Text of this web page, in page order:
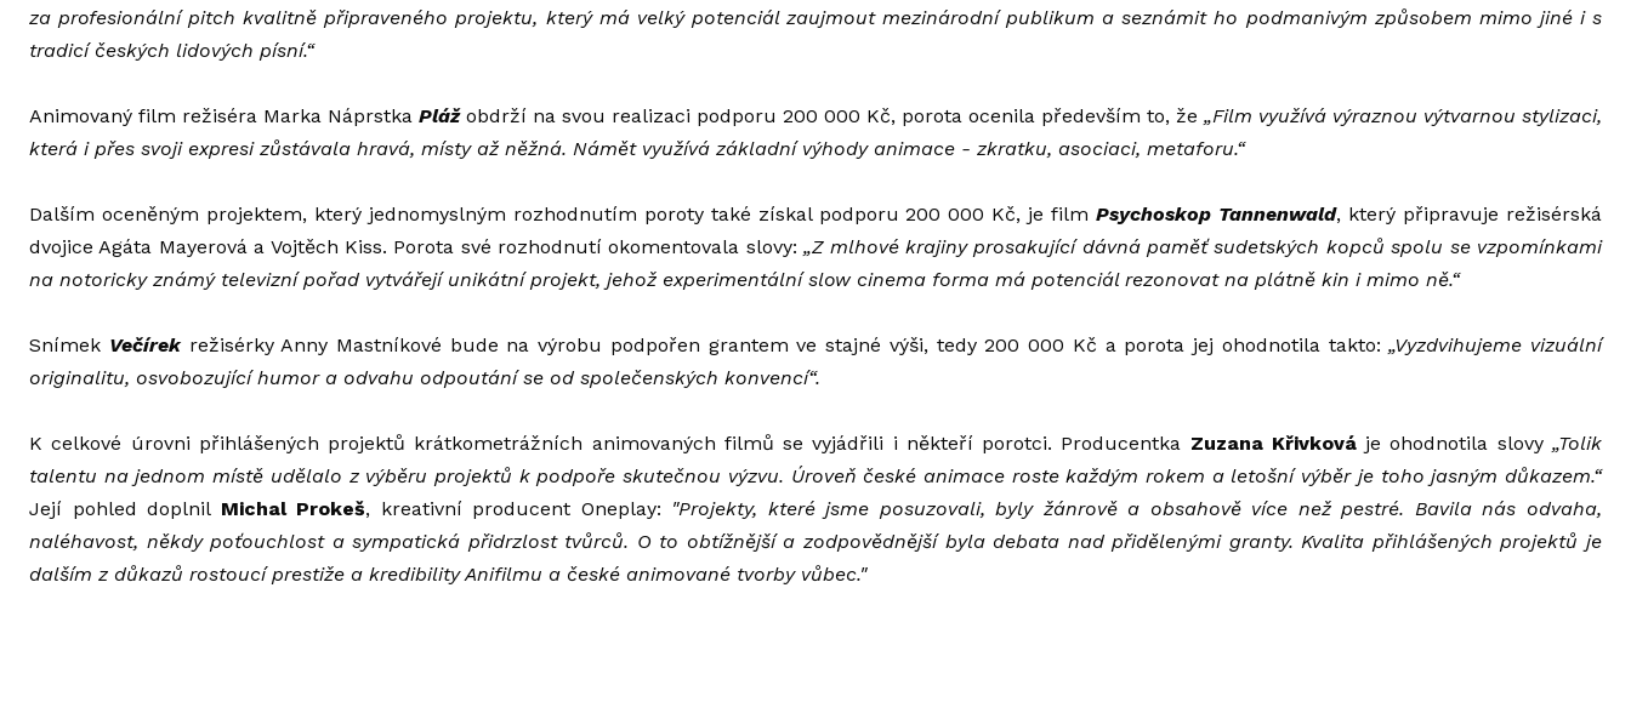
za profesionální pitch kvalitně připraveného projektu, který má velký potenciál zaujmout mezinárodní publikum a seznámit ho podmanivým způsobem mimo jiné i s
tradicí českých lidových písní.“
Animovaný film režiséra Marka Náprstka Plážobdrží na svou realizaci podporu 200 000 Kč, porota ocenila především to, že „Film využívá výraznou výtvarnou stylizaci,
která i přes svoji expresi zůstávala hravá, místy až něžná. Námět využívá základní výhody animace - zkratku, asociaci, metaforu.“
Dalším oceněným projektem, který jednomyslným rozhodnutím poroty také získal podporu 200 000 Kč, je filmPsychoskop Tannenwald, který připravuje režisérská
dvojice Agáta Mayerová a Vojtěch Kiss. Porota své rozhodnutí okomentovala slovy:„Z mlhové krajiny prosakující dávná paměť sudetských kopců spolu se vzpomínkami
na notoricky známý televizní pořad vytvářejí unikátní projekt, jehož experimentální slow cinema forma má potenciál rezonovat na plátně kin i mimo ně.“
Snímek Večírek režisérky Anny Mastníkové bude na výrobu podpořen grantem ve stajné výši, tedy 200 000 Kč a porota jej ohodnotila takto:„Vyzdvihujeme vizuální
originalitu, osvobozující humor a odvahu odpoutání se od společenských konvencí“.
K celkové úrovni přihlášených projektů krátkometrážních animovaných filmů se vyjádřili i někteří porotci. Producentka Zuzana Křivkováje ohodnotila slovy„Tolik
talentu na jednom místě udělalo z výběru projektů k podpoře skutečnou výzvu. Úroveň české animace roste každým rokem a letošní výběr je toho jasným důkazem.“
Její pohled doplnil Michal Prokeš, kreativní producent Oneplay: "Projekty, které jsme posuzovali, byly žánrově a obsahově více než pestré. Bavila nás odvaha,
naléhavost, někdy poťouchlost a sympatická přidrzlost tvůrců. O to obtížnější a zodpovědnější byla debata nad přidělenými granty. Kvalita přihlášených projektů je
dalším z důkazů rostoucí prestiže a kredibility Anifilmu a české animované tvorby vůbec."